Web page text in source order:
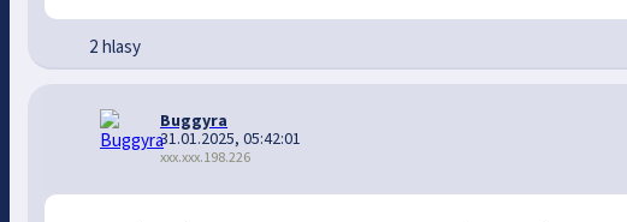
2 hlasy
Buggyra
31.01.2025, 05:42:01
xxx.xxx.198.226